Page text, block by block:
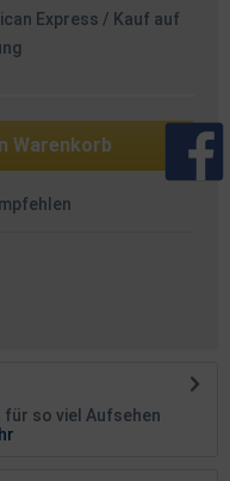
Express / Kauf auf
Warenkorb
für so viel Aufsehen